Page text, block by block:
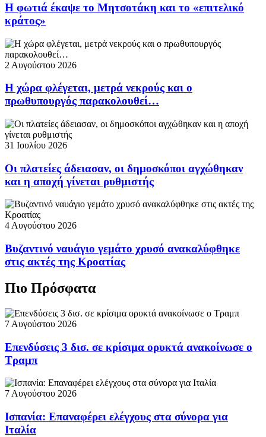
Η φωτιά έκαψε το Μητσοτάκη και το «επιτελικό
κράτος»
2 Αυγούστου 2026
Η χώρα φλέγεται, μετρά νεκρούς και ο
πρωθυπουργός παρακολουθεί…
31 Ιουλίου 2026
Οι πλατείες άδειασαν, οι δημοσκόποι αγχώθηκαν
και η αποχή γίνεται ρυθμιστής
4 Αυγούστου 2026
Βυζαντινό ναυάγιο γεμάτο χρυσό ανακαλύφθηκε
στις ακτές της Κροατίας
Πιο Πρόσφατα
7 Αυγούστου 2026
Επενδύσεις 3 δισ. σε κρίσιμα ορυκτά ανακοίνωσε ο
Τραμπ
7 Αυγούστου 2026
Ισπανία: Επαναφέρει ελέγχους στα σύνορα για
Ιταλία